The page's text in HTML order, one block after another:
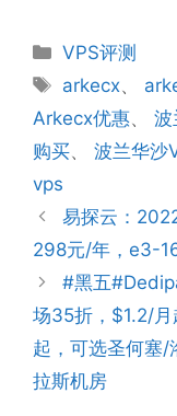
分
类
VPS评测
标
签
arkecx、
Arkecx优惠、 波
购买、 波兰华沙
vps
易探云：
298元/年，e3-
#黑五
场35折，$1.2/
起，可选圣何塞
拉斯机房